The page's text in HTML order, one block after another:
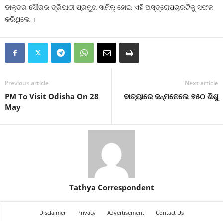
ଡାକ୍ତର ସୌରଭ ତ୍ରିପାଠୀ ପ୍ରମୁଖ ସାମିଲ୍ ହୋଇ ଏହି ଅସ୍ତ୍ରୋପଚାରଟିକୁ ସଫଳ
କରିଥିଲେ ।
Previous article
PM To Visit Odisha On 28
May
Next article
ବାତ୍ୟାରେ ଜନ୍ମନେଲେ ୭୫୦ ଶିଶୁ
Tathya Correspondent
Disclaimer Privacy Advertisement Contact Us